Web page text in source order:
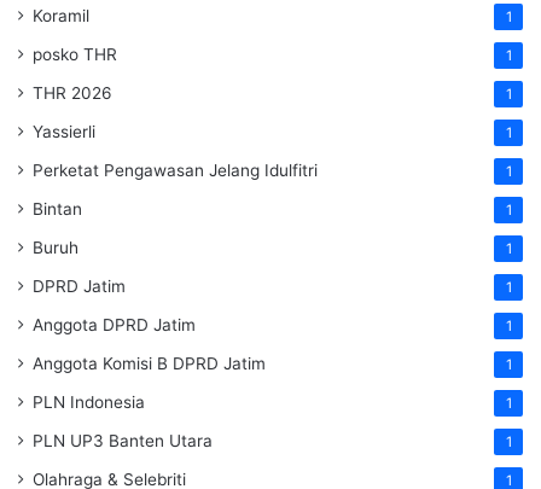
Koramil 1
posko THR 1
THR 2026 1
Yassierli 1
Perketat Pengawasan Jelang Idulfitri 1
Bintan 1
Buruh 1
DPRD Jatim 1
Anggota DPRD Jatim 1
Anggota Komisi B DPRD Jatim 1
PLN Indonesia 1
PLN UP3 Banten Utara 1
Olahraga & Selebriti 1